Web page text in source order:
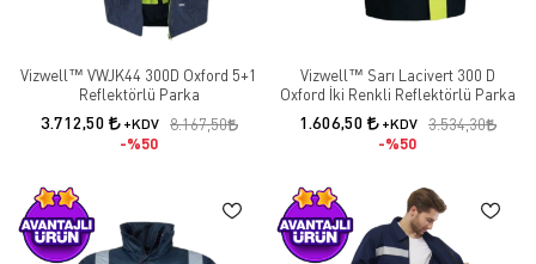
Vizwell™ VWJK44 300D Oxford 5+1
Reflektörlü Parka
3.712,50 +KDV
8.167,50
%50
Vizwell™ Sarı Lacivert 300 D
Oxford İki Renkli Reflektörlü Parka
1.606,50 +KDV
3.534,30
%50